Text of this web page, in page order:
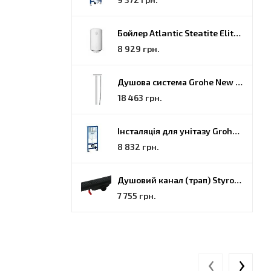
Бойлер Atlantic Steatite Elite VM 080 D400 2 BC, 80 (851188)
8 929 грн.
Душова система Grohe New Tempesta Cosmopolitan (27922000)
18 463 грн.
Інсталяція для унітазу Grohe Rapid SL (38772001)
8 832 грн.
Душовий канал (трап) Styron, решітка Гармонія, 70 (STY-H-70-FF)
7 755 грн.
‹ ›